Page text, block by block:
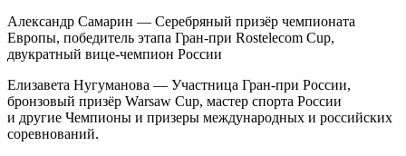
Александр Самарин — Серебряный призёр чемпионата
Европы, победитель этапа Гран-при Rostelecom Cup,
двукратный вице-чемпион России
Елизавета Нугуманова — Участница Гран-при России,
бронзовый призёр Warsaw Cup, мастер спорта России
и другие Чемпионы и призеры международных и российских
соревнований.